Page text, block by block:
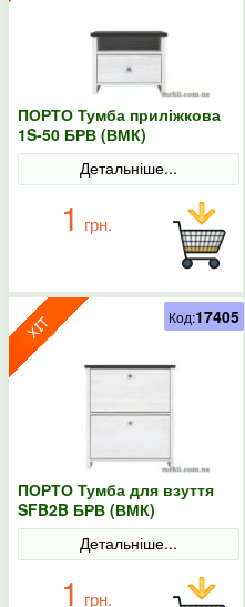
ПОРТО Тумба приліжкова
1S-50 БРВ (ВМК)
Детальніше...
1 грн.
ПОРТО Тумба для взуття
SFB2B БРВ (ВМК)
Детальніше...
1 грн.
Код:17405